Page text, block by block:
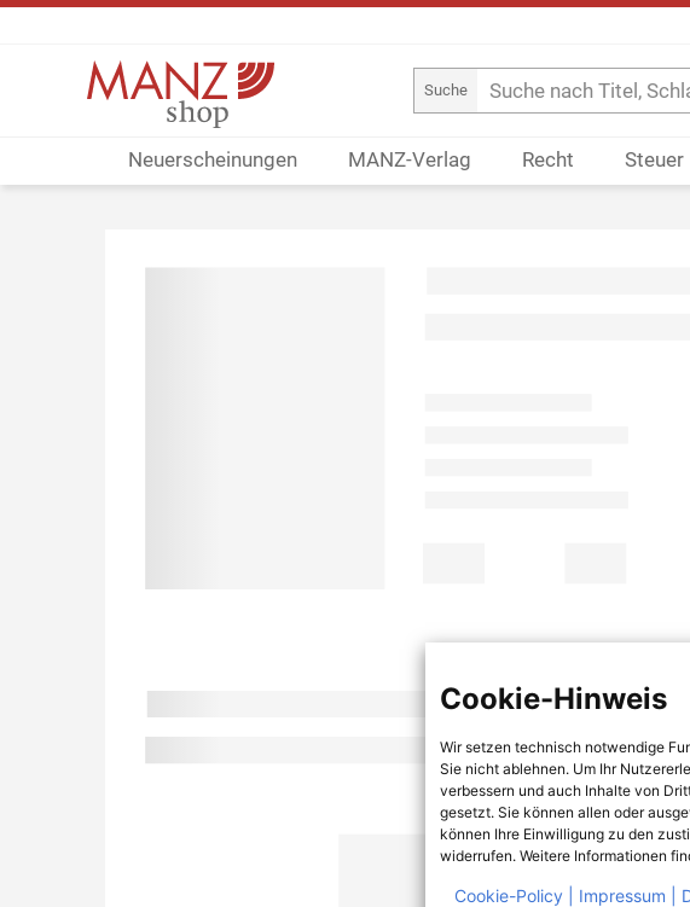
Suche
Neuerscheinungen MANZ-Verlag Recht Steuer
Cookie-Hinweis
Wir setzen technisch notwendige
Sie nicht ablehnen. Um Ihr
verbessern und auch Inhalte von
gesetzt. Sie können allen oder
können Ihre Einwilligung zu den
widerrufen. Weitere Informationen
Cookie-Policy | Impressum |